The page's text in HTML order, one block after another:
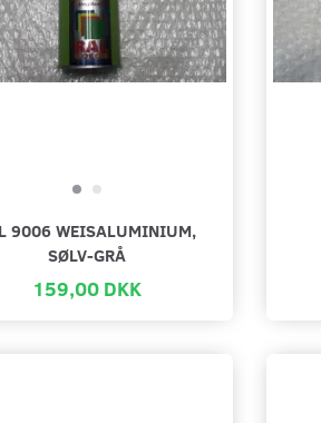
9006 WEISALUMINIUM,
SØLV-GRÅ
159,00 DKK